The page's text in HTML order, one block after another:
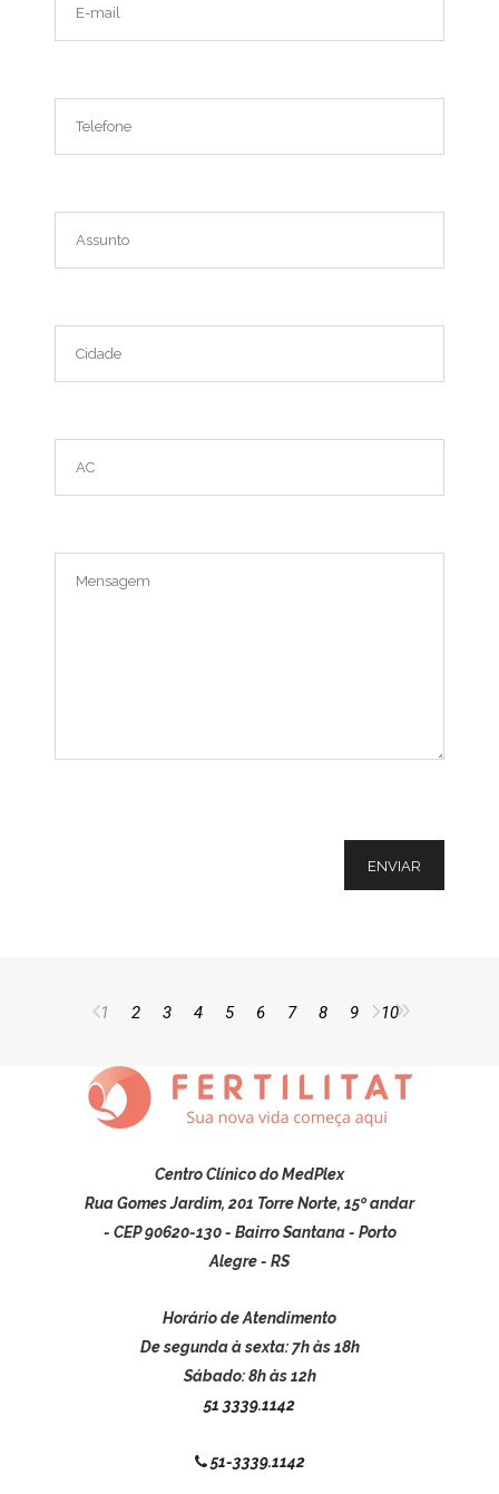
1 2 3 4 5 6 7 8 9 10
Centro Clínico do MedPlex
Rua Gomes Jardim, 201 Torre Norte, 15º andar
- CEP 90620-130 - Bairro Santana - Porto
Alegre - RS
Horário de Atendimento
De segunda à sexta: 7h às 18h
Sábado: 8h às 12h
51 3339.1142
51-3339.1142